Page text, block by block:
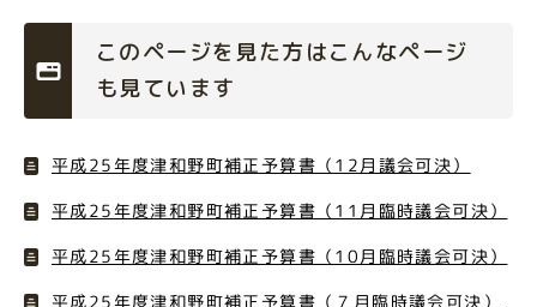
このページを見た方はこんなページ
も見ています
平成25年度津和野町補正予算書（12月議会可決）
平成25年度津和野町補正予算書（11月臨時議会可決）
平成25年度津和野町補正予算書（10月臨時議会可決）
平成25年度津和野町補正予算書（７月臨時議会可決）